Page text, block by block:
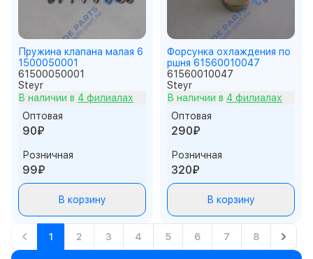
Пружина клапана малая 6
1500050001
61500050001
Steyr
В наличии в 4 филиалах
Оптовая
90₽
Розничная
99₽
В корзину
Форсунка охлаждения по
ршня 61560010047
61560010047
Steyr
В наличии в 4 филиалах
Оптовая
290₽
Розничная
320₽
В корзину
1 2 3 4 5 6 7 8